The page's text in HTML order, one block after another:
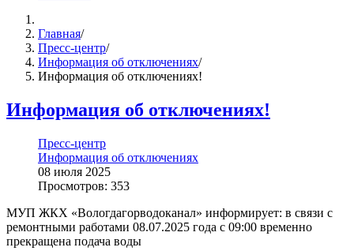
Главная/
Пресс-центр/
Информация об отключениях/
Информация об отключениях!
Информация об отключениях!
Пресс-центр
Информация об отключениях
08 июля 2025
Просмотров: 353
МУП ЖКХ «Вологдагорводоканал» информирует: в связи с
ремонтными работами 08.07.2025 года с 09:00 временно
прекращена подача воды